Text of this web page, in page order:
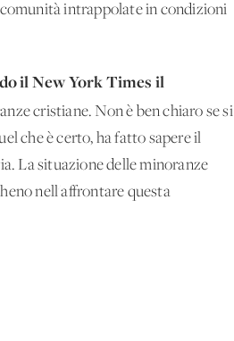
intrappolate in condizioni
il New York Times il
cristiane. Non è ben chiaro se si
che è certo, ha fatto sapere il
La situazione delle minoranze
nell'affrontare questa